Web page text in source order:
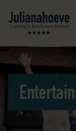
Logo